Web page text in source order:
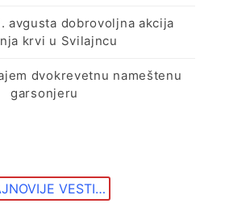
avgusta dobrovoljna akcija
krvi u Svilajncu
dvokrevetnu nameštenu
garsonjeru
VESTI…